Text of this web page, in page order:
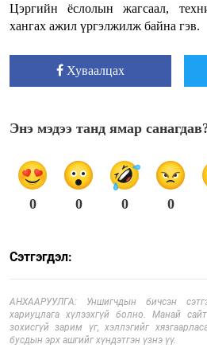
Цэргийн ёслолын жагсаал,
хангах ажил үргэлжилж байна гэв.
Хуваалцах
Энэ мэдээ танд ямар
0 0 0 0
Сэтгэгдэл:
АНХААРУУЛГА: Уншигчдын бичсэн
хариуцлага хүлээхгүй болно. Манай
зохисгүй зарим үг, хэллэгийг
бусдын эрх ашгийг хүндэтгэн үзнэ үү.